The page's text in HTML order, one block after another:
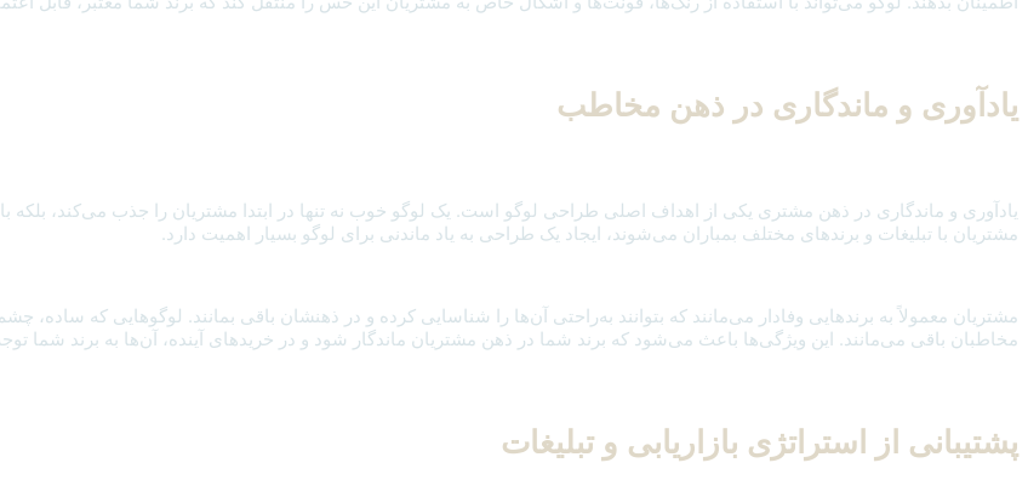
یادآوری و ماندگاری در ذهن مخاطب
یادآوری و ماندگاری در ذهن مشتری یکی از اهداف اصلی طراحی لوگو است. یک لوگو خوب نه تنها در ابتدا مشتریان را جذب می‌کند، بلکه
مشتریان با تبلیغات و برندهای مختلف بمباران می‌شوند، ایجاد یک طراحی به یاد ماندنی برای لوگو بسیار اهمیت دارد.
مشتریان معمولاً به برندهایی وفادار می‌مانند که بتوانند به‌راحتی آن‌ها را شناسایی کرده و در ذهنشان باقی بمانند. لوگوهایی که ساده،
مخاطبان باقی می‌مانند. این ویژگی‌ها باعث می‌شود که برند شما در ذهن مشتریان ماندگار شود و در خریدهای آینده، آن‌ها به برند شما
پشتیبانی از استراتژی بازاریابی و تبلیغات